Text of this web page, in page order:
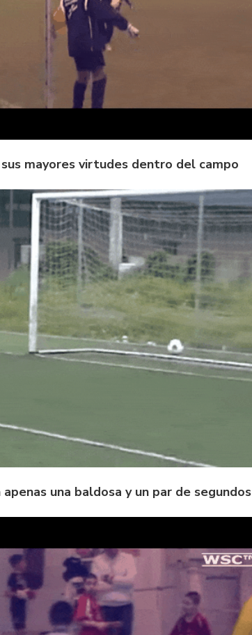
mayores virtudes dentro del campo
una baldosa y un par de segundos